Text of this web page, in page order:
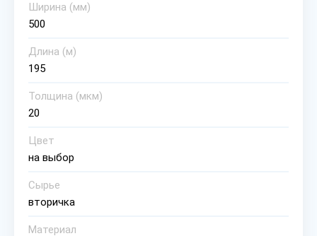
Ширина (мм)
500
Длина (м)
195
Толщина (мкм)
20
Цвет
на выбор
Сырье
вторичка
Материал